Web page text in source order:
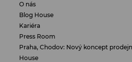
O nás
Blog House
Kariéra
Press Room
Praha, Chodov: Nový koncept
House